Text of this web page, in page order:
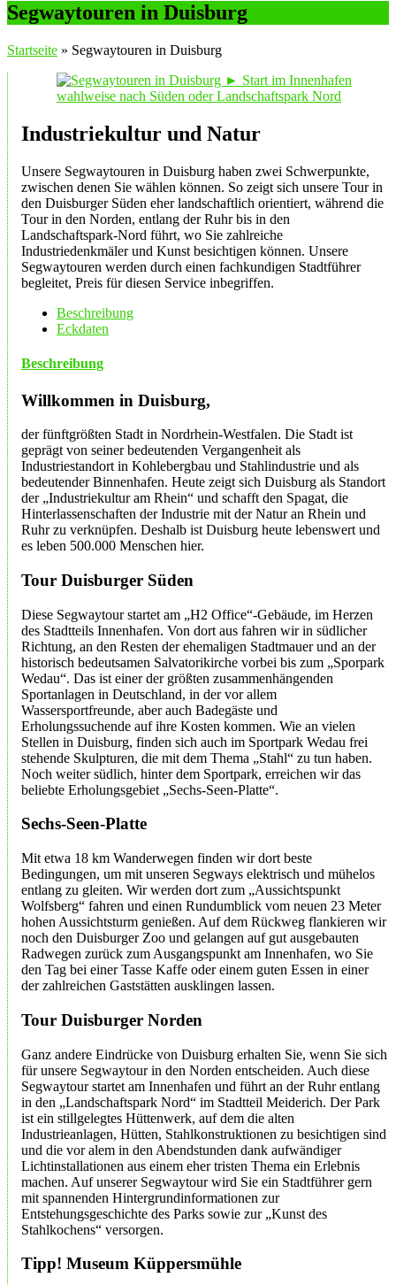
Segwaytouren in Duisburg
Startseite » Segwaytouren in Duisburg
Industriekultur und Natur
Unsere Segwaytouren in Duisburg haben zwei Schwerpunkte,
zwischen denen Sie wählen können. So zeigt sich unsere Tour in
den Duisburger Süden eher landschaftlich orientiert, während die
Tour in den Norden, entlang der Ruhr bis in den
Landschaftspark-Nord führt, wo Sie zahlreiche
Industriedenkmäler und Kunst besichtigen können. Unsere
Segwaytouren werden durch einen fachkundigen Stadtführer
begleitet, Preis für diesen Service inbegriffen.
Beschreibung
Eckdaten
Beschreibung
Willkommen in Duisburg,
der fünftgrößten Stadt in Nordrhein-Westfalen. Die Stadt ist
geprägt von seiner bedeutenden Vergangenheit als
Industriestandort in Kohlebergbau und Stahlindustrie und als
bedeutender Binnenhafen. Heute zeigt sich Duisburg als Standort
der „Industriekultur am Rhein“ und schafft den Spagat, die
Hinterlassenschaften der Industrie mit der Natur an Rhein und
Ruhr zu verknüpfen. Deshalb ist Duisburg heute lebenswert und
es leben 500.000 Menschen hier.
Tour Duisburger Süden
Diese Segwaytour startet am „H2 Office“-Gebäude, im Herzen
des Stadtteils Innenhafen. Von dort aus fahren wir in südlicher
Richtung, an den Resten der ehemaligen Stadtmauer und an der
historisch bedeutsamen Salvatorikirche vorbei bis zum „Sporpark
Wedau“. Das ist einer der größten zusammenhängenden
Sportanlagen in Deutschland, in der vor allem
Wassersportfreunde, aber auch Badegäste und
Erholungssuchende auf ihre Kosten kommen. Wie an vielen
Stellen in Duisburg, finden sich auch im Sportpark Wedau frei
stehende Skulpturen, die mit dem Thema „Stahl“ zu tun haben.
Noch weiter südlich, hinter dem Sportpark, erreichen wir das
beliebte Erholungsgebiet „Sechs-Seen-Platte“.
Sechs-Seen-Platte
Mit etwa 18 km Wanderwegen finden wir dort beste
Bedingungen, um mit unseren Segways elektrisch und mühelos
entlang zu gleiten. Wir werden dort zum „Aussichtspunkt
Wolfsberg“ fahren und einen Rundumblick vom neuen 23 Meter
hohen Aussichtsturm genießen. Auf dem Rückweg flankieren wir
noch den Duisburger Zoo und gelangen auf gut ausgebauten
Radwegen zurück zum Ausgangspunkt am Innenhafen, wo Sie
den Tag bei einer Tasse Kaffe oder einem guten Essen in einer
der zahlreichen Gaststätten ausklingen lassen.
Tour Duisburger Norden
Ganz andere Eindrücke von Duisburg erhalten Sie, wenn Sie sich
für unsere Segwaytour in den Norden entscheiden. Auch diese
Segwaytour startet am Innenhafen und führt an der Ruhr entlang
in den „Landschaftspark Nord“ im Stadtteil Meiderich. Der Park
ist ein stillgelegtes Hüttenwerk, auf dem die alten
Industrieanlagen, Hütten, Stahlkonstruktionen zu besichtigen sind
und die vor alem in den Abendstunden dank aufwändiger
Lichtinstallationen aus einem eher tristen Thema ein Erlebnis
machen. Auf unserer Segwaytour wird Sie ein Stadtführer gern
mit spannenden Hintergrundinformationen zur
Entstehungsgeschichte des Parks sowie zur „Kunst des
Stahlkochens“ versorgen.
Tipp! Museum Küppersmühle